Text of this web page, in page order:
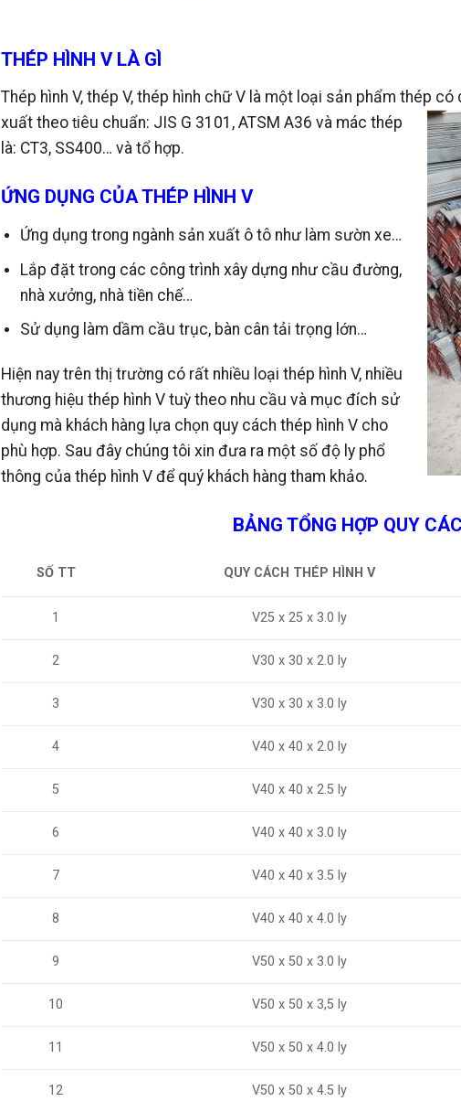
THÉP HÌNH V LÀ GÌ
Thép hình V, thép V, thép hình chữ V là một loại sản phẩm thép
xuất theo tiêu chuẩn: JIS G 3101, ATSM A36 và mác thép
là: CT3, SS400… và tổ hợp.
ỨNG DỤNG CỦA THÉP HÌNH V
Ứng dụng trong ngành sản xuất ô tô như làm sườn xe…
Lắp đặt trong các công trình xây dựng như cầu đường,
nhà xưởng, nhà tiền chế…
Sử dụng làm dầm cầu trục, bàn cân tải trọng lớn…
Hiện nay trên thị trường có rất nhiều loại thép hình V, nhiều
thương hiệu thép hình V tuỳ theo nhu cầu và mục đích sử
dụng mà khách hàng lựa chọn quy cách thép hình V cho
phù hợp. Sau đây chúng tôi xin đưa ra một số độ ly phổ
thông của thép hình V để quý khách hàng tham khảo.
BẢNG TỔNG HỢP QUY
SỐ TT QUY CÁCH THÉP HÌNH V
1 V25 x 25 x 3.0 ly
2 V30 x 30 x 2.0 ly
3 V30 x 30 x 3.0 ly
4 V40 x 40 x 2.0 ly
5 V40 x 40 x 2.5 ly
6 V40 x 40 x 3.0 ly
7 V40 x 40 x 3.5 ly
8 V40 x 40 x 4.0 ly
9 V50 x 50 x 3.0 ly
10 V50 x 50 x 3,5 ly
11 V50 x 50 x 4.0 ly
12 V50 x 50 x 4.5 ly